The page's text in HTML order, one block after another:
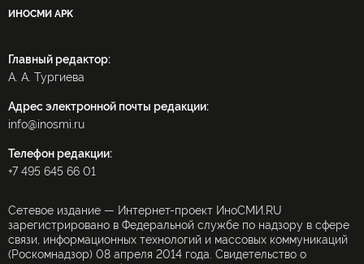
ПРАВИЛА ПРИМЕНЕНИЯ РЕКОМЕНДАТЕЛЬНЫХ ТЕХНОЛОГИЙ
Главный редактор:
А. А. Тургиева
Адрес электронной почты редакции:
info@inosmi.ru
Телефон редакции:
Сетевое издание — Интернет-проект ИноСМИ.RU
зарегистрировано в Федеральной службе по надзору в сфере